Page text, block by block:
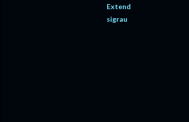
Extend
sigrau